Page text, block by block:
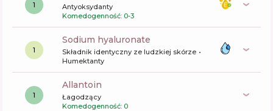
1
Antyoksydanty
Komedogenność: 0-3
1
sodium hyaluronate
Składnik identyczny ze ludzkiej skórze
Humektanty
1
allantoin
Łagodzący
Komedogenność: 0